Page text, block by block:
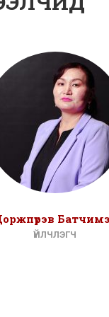
ҮЙЛЧЛЭГЧ